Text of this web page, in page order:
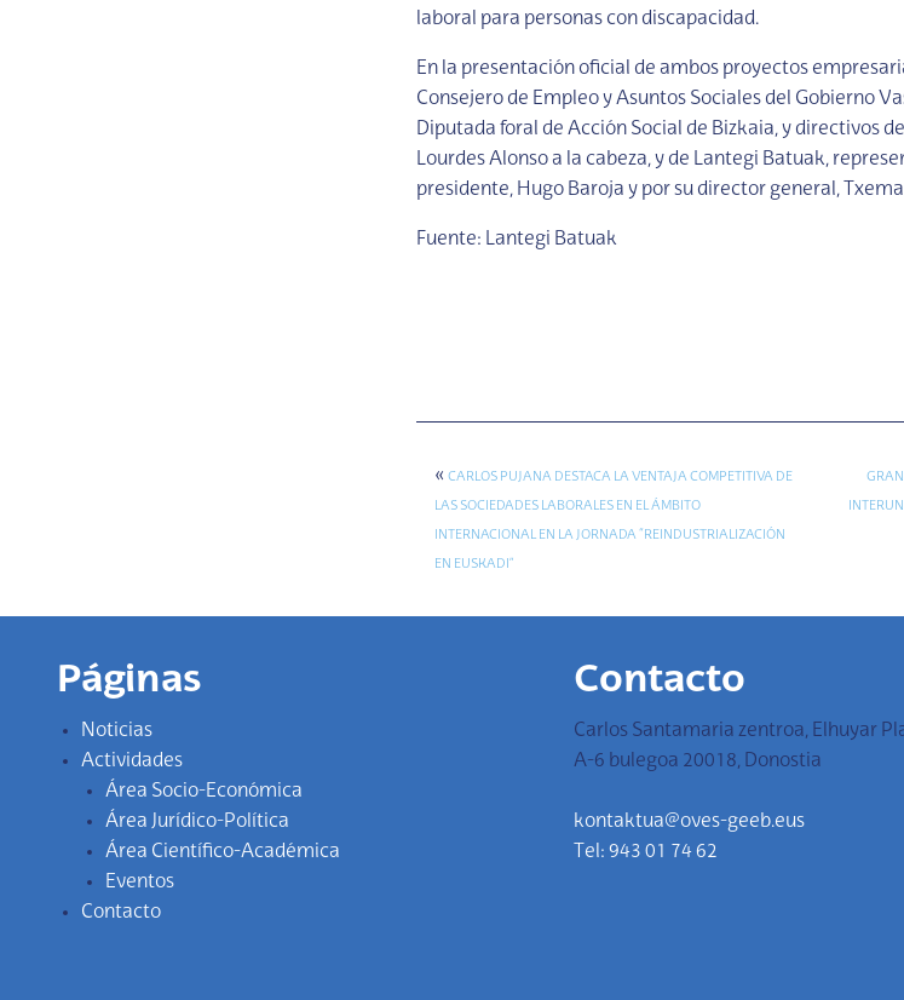
laboral para personas con discapacidad.
En la presentación oficial de ambos proyectos
Consejero de Empleo y Asuntos Sociales del Gobierno
Diputada foral de Acción Social de Bizkaia, y directivos
Lourdes Alonso a la cabeza, y de Lantegi Batuak,
presidente, Hugo Baroja y por su director general,
Fuente: Lantegi Batuak
« CARLOS PUJANA DESTACA LA VENTAJA COMPETITIVA DE
LAS SOCIEDADES LABORALES EN EL ÁMBITO
INTERNACIONAL EN LA JORNADA “REINDUSTRIALIZACIÓN
EN EUSKADI”
GRAN
Páginas
Noticias
Actividades
Área Socio-Económica
Área Jurídico-Política
Área Científico-Académica
Eventos
Contacto
Contacto
Carlos Santamaria zentroa, Elhuyar
A-6 bulegoa 20018, Donostia
kontaktua@oves-geeb.eus
Tel: 943 01 74 62